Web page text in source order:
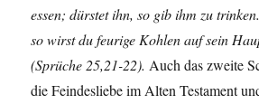
essen; dürstet ihn, so gib ihm zu
so wirst du feurige Kohlen auf sein
(Sprüche 25,21-22).Auch das zweite
die Feindesliebe im Alten Testament